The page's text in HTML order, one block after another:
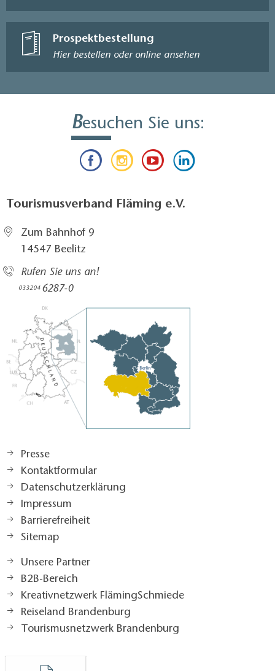
Prospektbestellung
Hier bestellen oder online ansehen
Besuchen Sie uns:
Tourismusverband Fläming e.V.
Zum Bahnhof 9
14547 Beelitz
Rufen Sie uns an!
033204 6287-0
Presse
Kontaktformular
Datenschutzerklärung
Impressum
Barrierefreiheit
Sitemap
Unsere Partner
B2B-Bereich
Kreativnetzwerk FlämingSchmiede
Reiseland Brandenburg
Tourismusnetzwerk Brandenburg